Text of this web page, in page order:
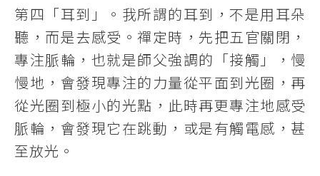
第四「耳到」。我所謂的耳到，不是用耳朵
聽，而是去感受。禪定時，先把五官關閉，
專注脈輪，也就是師父強調的「接觸」，慢
慢地，會發現專注的力量從平面到光圈，再
從光圈到極小的光點，此時再更專注地感受
脈輪，會發現它在跳動，或是有觸電感，甚
至放光。